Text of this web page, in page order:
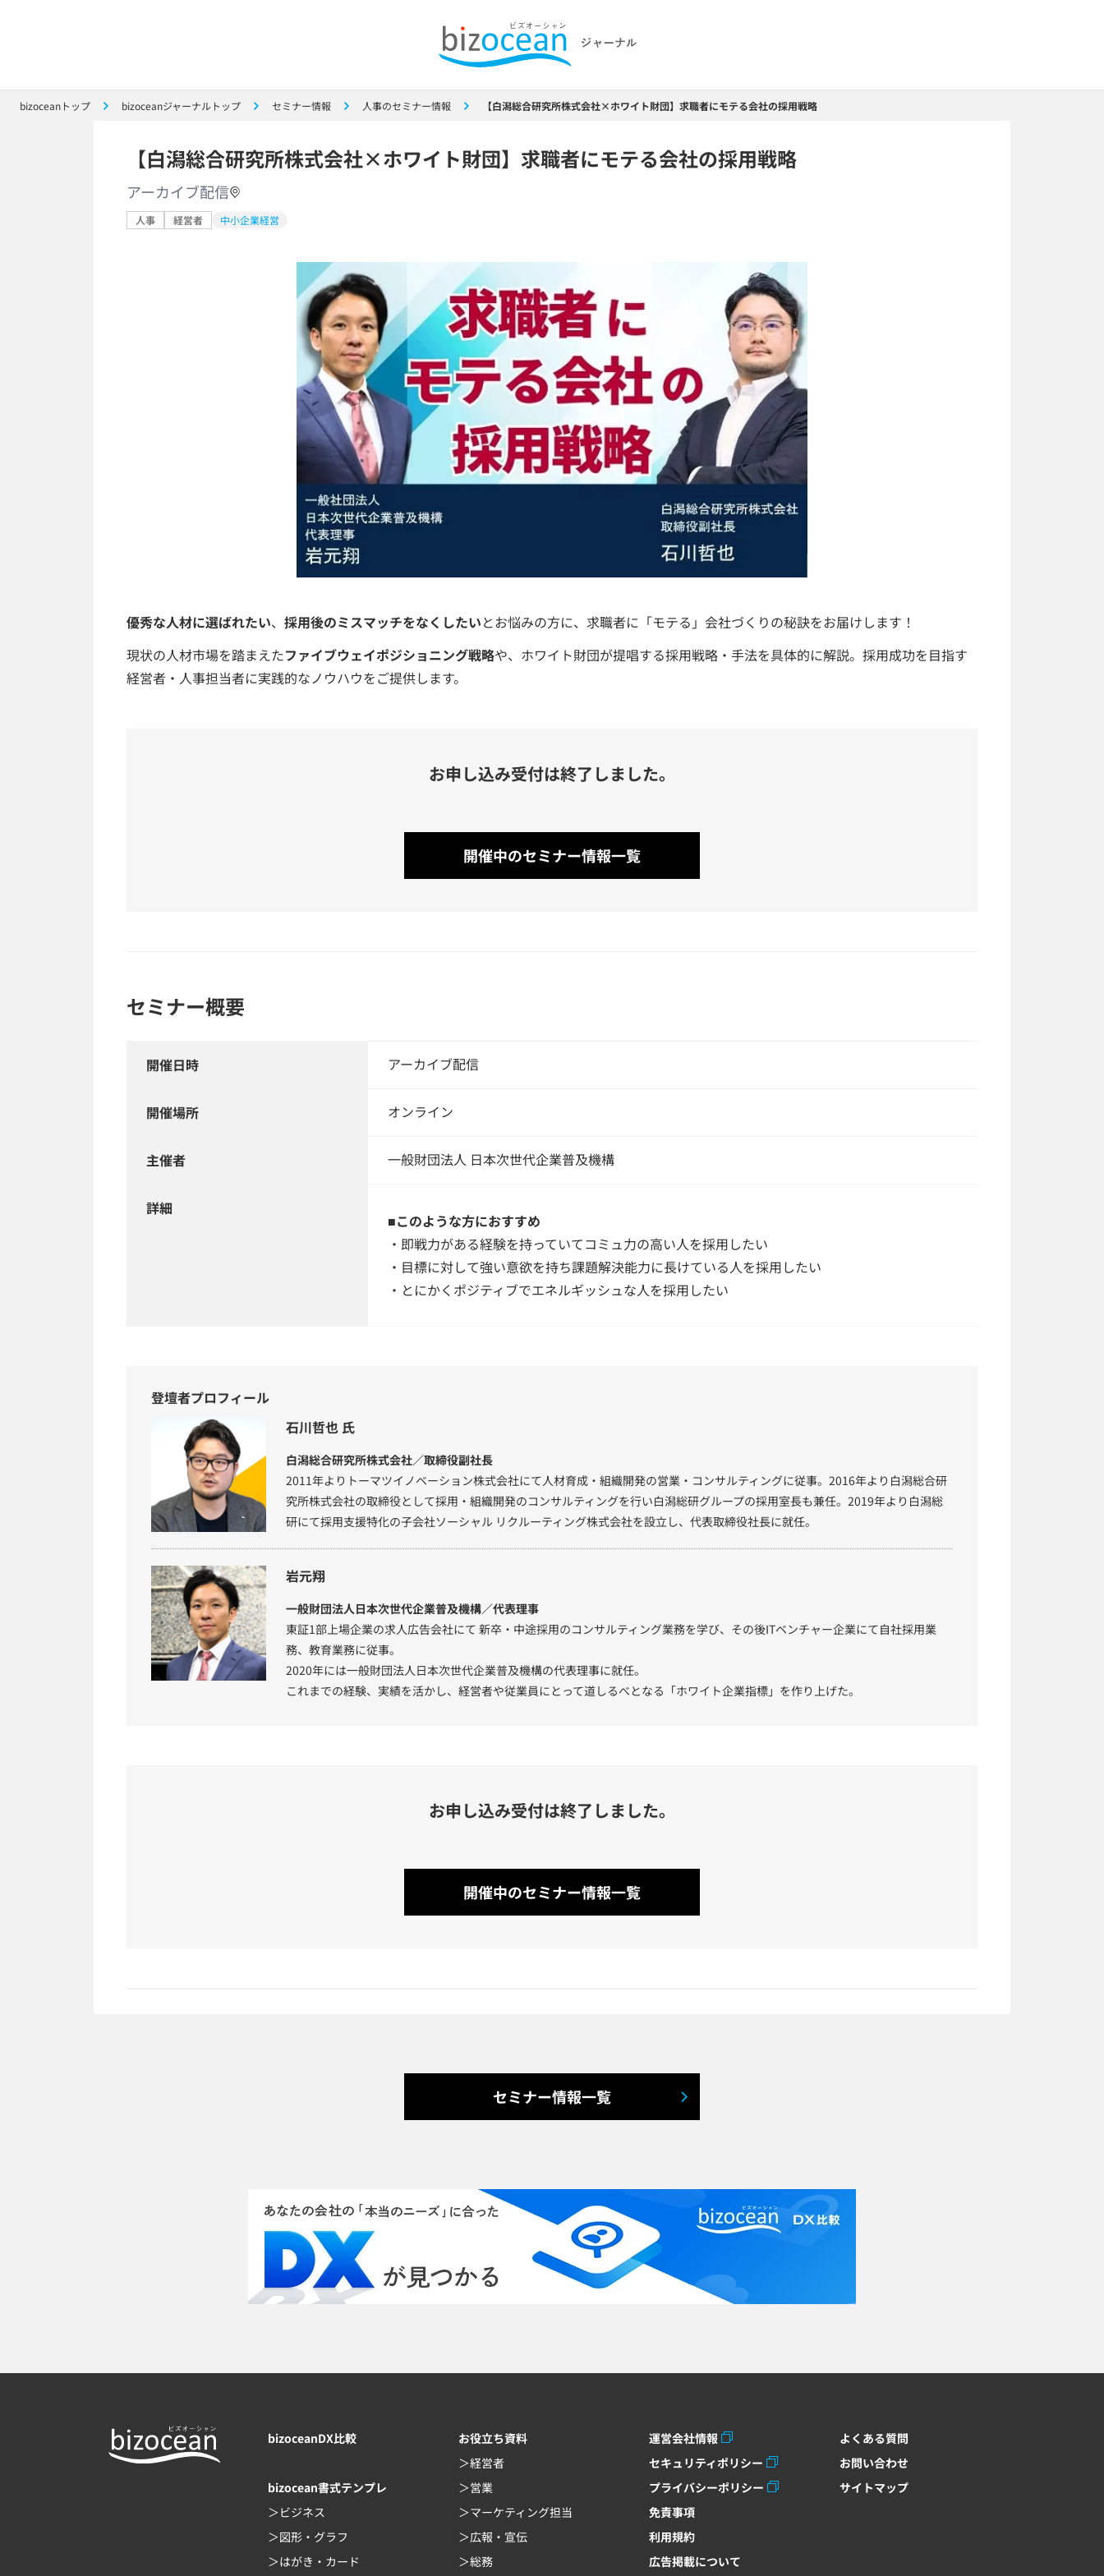
bizoceanトップ bizoceanジャーナルトップ セミナー情報 人事のセミナー情報 【白潟総合研究所株式会社×ホワイト財団】求職者にモテる会社の採用戦略
【白潟総合研究所株式会社×ホワイト財団】求職者にモテる会社の採用戦略
アーカイブ配信
人事 経営者 中小企業経営
優秀な人材に選ばれたい、 採用後のミスマッチをなくしたいとお悩みの方に、求職者に「モテる」会社づくりの秘訣をお届けします！
現状の人材市場を踏まえたファイブウェイポジショニング戦略や、ホワイト財団が提唱する採用戦略・手法を具体的に解説。採用成功を目指す
経営者・人事担当者に実践的なノウハウをご提供します。
お申し込み受付は終了しました。
開催中のセミナー情報一覧
セミナー概要
開催日時 アーカイブ配信
開催場所 オンライン
主催者 一般財団法人 日本次世代企業普及機構
詳細
■このような方におすすめ
・即戦力がある経験を持っていてコミュ力の高い人を採用したい
・目標に対して強い意欲を持ち課題解決能力に長けている人を採用したい
・とにかくポジティブでエネルギッシュな人を採用したい
登壇者プロフィール
石川哲也 氏
白潟総合研究所株式会社／取締役副社長
2011年よりトーマツイノベーション株式会社にて人材育成・組織開発の営業・コンサルティングに従事。2016年より白潟総合研
究所株式会社の取締役として採用・組織開発のコンサルティングを行い白潟総研グループの採用室長も兼任。2019年より白潟総
研にて採用支援特化の子会社ソーシャル リクルーティング株式会社を設立し、代表取締役社長に就任。
岩元翔
一般財団法人日本次世代企業普及機構／代表理事
東証1部上場企業の求人広告会社にて 新卒・中途採用のコンサルティング業務を学び、その後ITベンチャー企業にて自社採用業
務、教育業務に従事。
2020年には一般財団法人日本次世代企業普及機構の代表理事に就任。
これまでの経験、実績を活かし、経営者や従業員にとって道しるべとなる「ホワイト企業指標」を作り上げた。
お申し込み受付は終了しました。
開催中のセミナー情報一覧
セミナー情報一覧
bizoceanDX比較
bizocean書式テンプレ
ビジネス
図形・グラフ
はがき・カード
お役立ち資料
経営者
営業
マーケティング担当
広報・宣伝
総務
運営会社情報
セキュリティポリシー
プライバシーポリシー
免責事項
利用規約
広告掲載について
よくある質問
お問い合わせ
サイトマップ